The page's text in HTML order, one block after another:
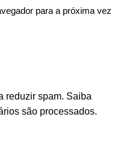
para a próxima vez
reduzir spam. Saiba
são processados.